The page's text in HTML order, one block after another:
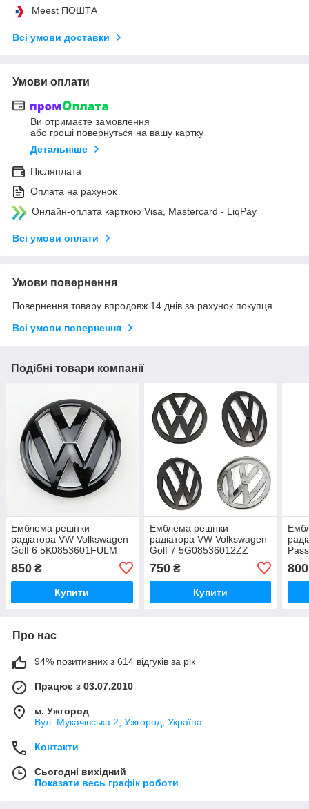
Meest ПОШТА
Всі умови доставки
Умови оплати
Ви отримаєте замовлення
або гроші повернуться на вашу картку
Детальніше
Післяплата
Оплата на рахунок
Онлайн-оплата карткою Visa, Mastercard - LiqPay
Всі умови оплати
Умови повернення
Повернення товару впродовж 14 днів за рахунок покупця
Всі умови повернення
Подібні товари компанії
Емблема решітки
радіатора VW Volkswagen
Golf 6 5K0853601FULM
850 ₴
Купити
Емблема решітки
радіатора VW Volkswagen
Golf 7 5G08536012ZZ
750₴
Купити
800
Про нас
94% позитивних з 614 відгуків за рік
Працює з 03.07.2010
м. Ужгород
Вул. Мукачівська 2, Ужгород, Україна
Контакти
Сьогодні вихідний
Показати весь графік роботи